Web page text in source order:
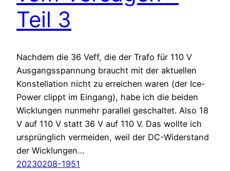
Teil 3
Nachdem die 36 Veff, die der Trafo für 110 V
Ausgangsspannung braucht mit der aktuellen
Konstellation nicht zu erreichen waren (der Ice-
Power clippt im Eingang), habe ich die beiden
Wicklungen nunmehr parallel geschaltet. Also 18
V auf 110 V statt 36 V auf 110 V. Das wollte ich
ursprünglich vermeiden, weil der DC-Widerstand
der Wicklungen…
20230208-1951